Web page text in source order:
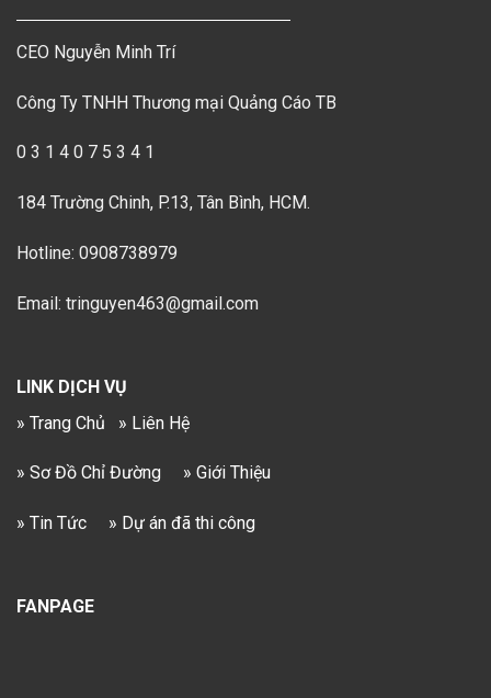
CEO Nguyễn Minh Trí
Công Ty TNHH Thương mại Quảng Cáo TB
0 3 1 4 0 7 5 3 4 1
184 Trường Chinh, P.13, Tân Bình, HCM.
Hotline: 0908738979
Email: tringuyen463@gmail.com
LINK DỊCH VỤ
» Trang Chủ
» Liên Hệ
» Sơ Đồ Chỉ Đường » Giới Thiệu
» Tin Tức » Dự án đã thi công
FANPAGE